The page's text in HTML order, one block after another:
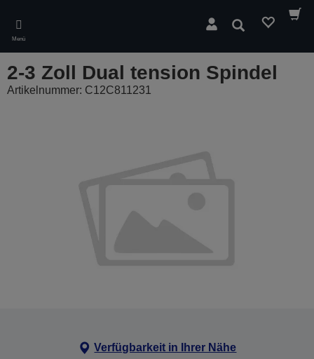
main
content
Menü
Suchen
2-3 Zoll Dual tension Spindel
Artikelnummer: C12C811231
Verfügbarkeit in Ihrer Nähe